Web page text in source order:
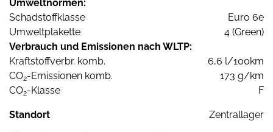
Umweltnormen:
Schadstoffklasse
Euro 6e
Umweltplakette
4 (Green)
Verbrauch und Emissionen nach WLTP:
Kraftstoffverbr. komb.
6,6 l/100km
CO2-Emissionen komb.
173 g/km
CO2-Klasse F
Standort Zentrallager